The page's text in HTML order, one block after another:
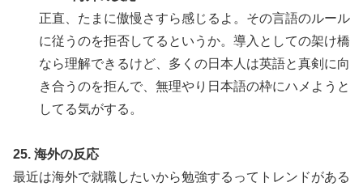
正直、たまに傲慢さすら感じるよ。その言語のルール
に従うのを拒否してるというか。導入としての架け橋
なら理解できるけど、多くの日本人は英語と真剣に向
き合うのを拒んで、無理やり日本語の枠にハメようと
してる気がする。
25. 海外の反応
最近は海外で就職したいから勉強するってトレンドがある